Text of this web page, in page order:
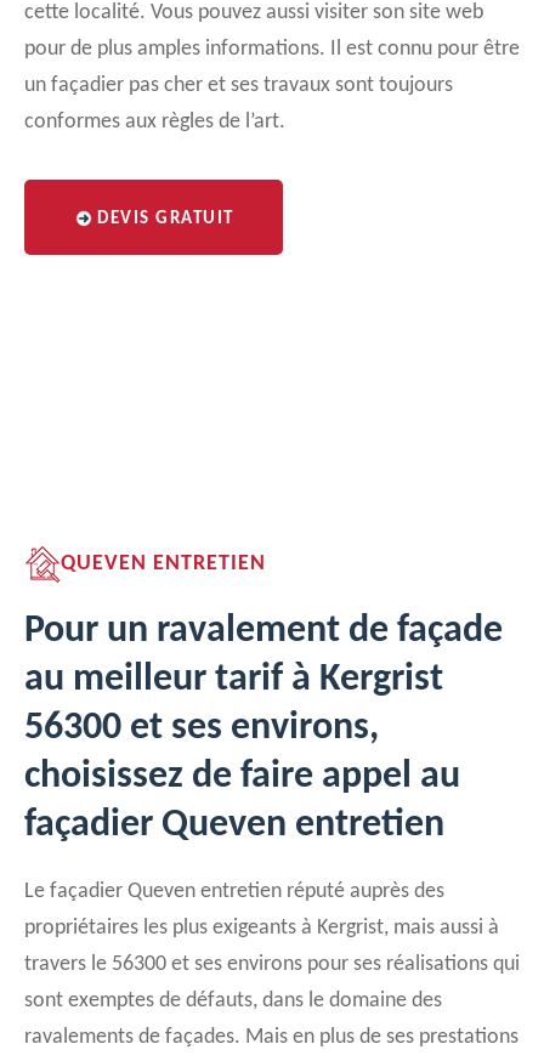
cette localité. Vous pouvez aussi visiter son site web
pour de plus amples informations. Il est connu pour être
un façadier pas cher et ses travaux sont toujours
conformes aux règles de l’art.
DEVIS GRATUIT
QUEVEN ENTRETIEN
Pour un ravalement de façade
au meilleur tarif à Kergrist
56300 et ses environs,
choisissez de faire appel au
façadier Queven entretien
Le façadier Queven entretien réputé auprès des
propriétaires les plus exigeants à Kergrist, mais aussi à
travers le 56300 et ses environs pour ses réalisations qui
sont exemptes de défauts, dans le domaine des
ravalements de façades. Mais en plus de ses prestations